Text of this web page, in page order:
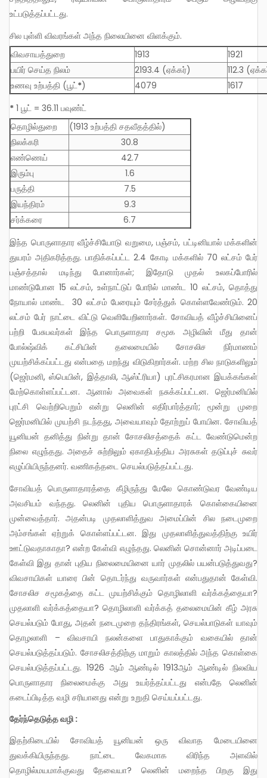
உட்படுத்தப்பட்டது.
சில புள்ளி விவரங்கள் அந்த நிலையினை விளக்கும்.
விவசாயத்துறை
1913
1921
பயிர் செய்த நிலம்
2193.4 (ஏக்கர்)
112.3
உணவு உற்பத்தி (பூட்*) 4079
1617
* 1 பூட் = 36.11 பவுண்ட்
தொழில்துறை
(1913 உற்பத்தி சதவீதத்தில்)
நிலக்கரி
30.8
எண்ணெய்
42.7
இரும்பு
1.6
பருத்தி
7.5
இயந்திரம்
9.3
சர்க்கரை
6.7
இந்த பொருளாதார வீழ்ச்சியோடு வறுமை, பஞ்சம், பட்டினியால் மக்களின்
துயரம் அதிகரித்தது. பாதிக்கப்பட்ட 2.4 கோடி மக்களில் 70 லட்சம் பேர்
பஞ்சத்தால் மடிந்து போனார்கள்; இதோடு முதல் உலகப்போரில்
மாண்டுபோன 15 லட்சம், உள்நாட்டுப் போரில் மாண்ட 10 லட்சம், தொத்து
நோயால் மாண்ட 30 லட்சம் பேரையும் சேர்த்துக் கொள்ளவேண்டும். 20
லட்சம் பேர் நாட்டை விட்டு வெளியேறினார்கள். சோவியத் வீழ்ச்சியினைப்
பற்றி பேசுபவர்கள் இந்த பொருளாதார சமூக அழிவின் மீது தான்
போல்ஷ்விக் கட்சியின் தலைமையில் சோசலிச நிர்மாணம்
முயற்சிக்கப்பட்டது என்பதை மறந்து விடுகிறார்கள். மற்ற சில நாடுகளிலும்
(ஜெர்மனி, ஸ்பெயின், இத்தாலி, ஆஸ்ட்ரியா) புரட்சிகரமான இயக்கங்கள்
மேற்கொள்ளப்பட்டன. ஆனால் அவைகள் நசுக்கப்பட்டன. ஜெர்மனியில்
புரட்சி வெற்றிபெறும் என்று லெனின் எதிர்பார்த்தார்; மூன்று முறை
ஜெர்மனியில் முயற்சி நடந்தது, அவையாவும் தோற்றுப் போயின. சோவியத்
யூனியன் தனித்து நின்று தான் சோசலிசத்தைக் கட்ட வேண்டுமென்ற
நிலை எழுந்தது. அதைச் சுற்றிலும் ஏகாதிபத்திய அரசுகள் தடுப்புச் சுவர்
எழுப்பியிருந்தனர். வணிகத்தடை செயல்படுத்தப்பட்டது.
சோவியத் பொருளாதாரத்தை கீழிருந்து மேலே கொண்டுவர வேண்டிய
அவசியம் வந்தது. லெனின் புதிய பொருளாதாரக் கொள்கையினை
முன்வைத்தார். அதன்படி முதலாளித்துவ அமைப்பின் சில நடைமுறை
அம்சங்கள் ஏற்றுக் கொள்ளப்பட்டன. இது முதலாளித்துவத்திற்கு உயிர்
ஊட்டுவதாகாதா? என்ற கேள்வி எழுந்தது. லெனின் சொன்னார் அடிப்படை
கேள்வி இது தான் புதிய நிலைமையினை யார் முதலில் பயன்படுத்துவது?
விவசாயிகள் யாரை பின் தொடர்ந்து வருவார்கள் என்பதுதான் கேள்வி.
சோசலிச சமூகத்தை கட்ட முயற்சிக்கும் தொழிலாளி வர்க்கத்தையா?
முதலாளி வர்க்கத்தையா? தொழிலாளி வர்க்கத் தலைமையின் கீழ் அரசு
செயல்படும் போது, அதன் நடைமுறை தந்திரங்கள், செயல்பாடுகள் யாவும்
தொழலாளி – விவசாயி நலன்களை பாதுகாக்கும் வகையில் தான்
செயல்படுத்தப்படும். சோசலிசத்திற்கு மாறும் காலத்தில் அந்த கொள்கை
செயல்படுத்தப்பட்டது. 1926 ஆம் ஆண்டில் 1913ஆம் ஆண்டில் நிலவிய
பொருளாதார நிலைமைக்கு அது உயர்த்தப்பட்டது என்பதே லெனின்
கடைப்பிடித்த வழி சரியானது என்று உறுதி செய்யப்பட்டது.
தேர்ந்தெடுத்த வழி :
இதற்கிடையில் சோவியத் யூனியன் ஒரு விவாத மேடையினை
துவக்கியிருந்தது. நாட்டை வேகமாக விரிந்த அளவில்
தொழில்மயமாக்குவது தேவையா? லெனின் மறைந்த பிறகு இது